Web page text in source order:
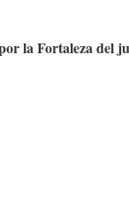
la Fortaleza del